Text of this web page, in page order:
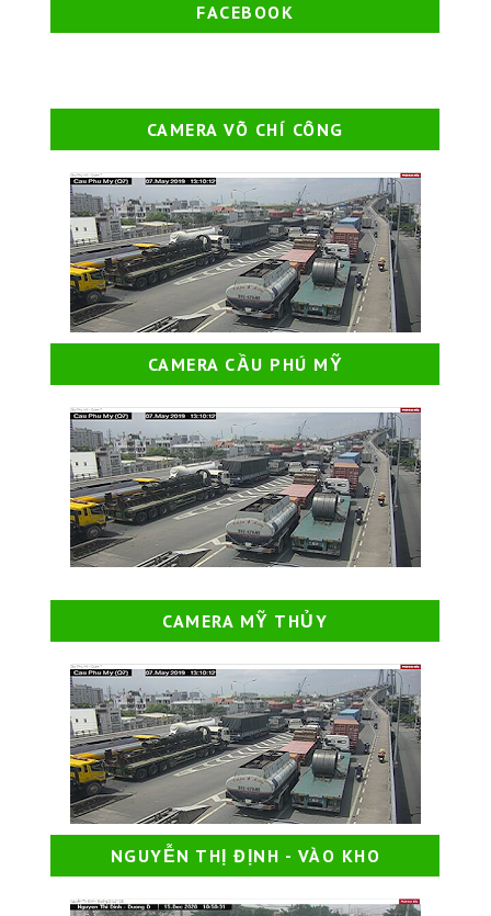
FACEBOOK
CAMERA VÕ CHÍ CÔNG
CAMERA CẦU PHÚ MỸ
CAMERA MỸ THỦY
NGUYỄN THỊ ĐỊNH - VÀO KHO